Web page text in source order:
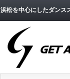
浜松を中心にしたダンス